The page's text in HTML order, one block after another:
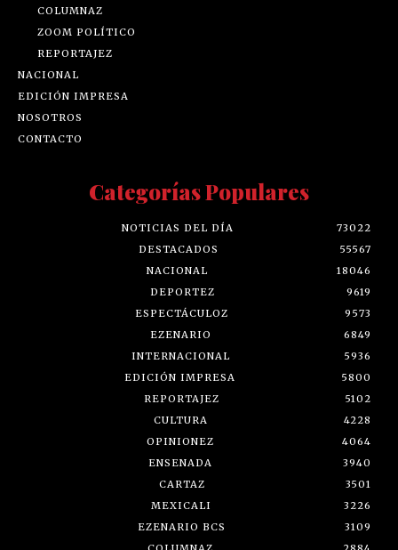
COLUMNAZ
ZOOM POLÍTICO
REPORTAJEZ
NACIONAL
EDICIÓN IMPRESA
NOSOTROS
CONTACTO
Categorías Populares
NOTICIAS DEL DÍA
73022
DESTACADOS
55567
NACIONAL
18046
DEPORTEZ
9619
ESPECTÁCULOZ
9573
EZENARIO
6849
INTERNACIONAL
5936
EDICIÓN IMPRESA
5800
REPORTAJEZ
5102
CULTURA
4228
OPINIONEZ
4064
ENSENADA
3940
CARTAZ
3501
MEXICALI
3226
EZENARIO BCS
3109